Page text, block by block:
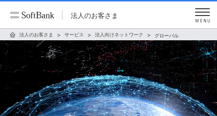
法人のお客さま
MENU
法人のお客さま サービス 法人向けネットワーク グローバル